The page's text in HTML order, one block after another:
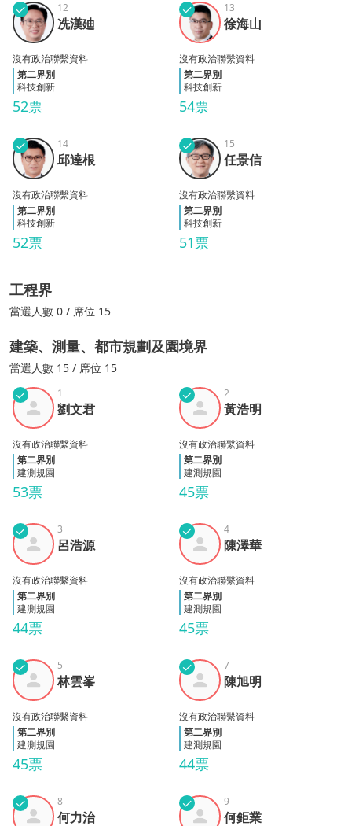
冼漢
廸
✓
52票
12
冼漢廸
沒有政治聯繫資料
第二界別
科技創新
徐海
山
✓
54票
13
徐海山
沒有政治聯繫資料
第二界別
科技創新
邱達
根
✓
52票
14
邱達根
沒有政治聯繫資料
第二界別
科技創新
任景
信
✓
51票
15
任景信
沒有政治聯繫資料
第二界別
科技創新
工程界
當選人數 0 / 席位 15
建築、測量、都市規劃及園境界
當選人數 15 / 席位 15
劉文
君
✓
53票
1
劉文君
沒有政治聯繫資料
第二界別
建測規園
黃浩
明
✓
45票
2
黃浩明
沒有政治聯繫資料
第二界別
建測規園
呂浩
源
✓
44票
3
呂浩源
沒有政治聯繫資料
第二界別
建測規園
陳澤
華
✓
45票
4
陳澤華
沒有政治聯繫資料
第二界別
建測規園
林雲
峯
✓
45票
5
林雲峯
沒有政治聯繫資料
第二界別
建測規園
陳旭
明
✓
44票
7
陳旭明
沒有政治聯繫資料
第二界別
建測規園
何力
✓ 8
何力治
何鉅
✓ 9
何鉅業